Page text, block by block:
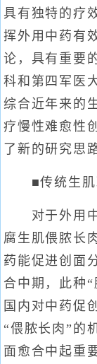
具有独特的疗
挥外用中药有
论，具有重要
科和第四军医
综合近年来的
疗慢性难愈性
了新的研究思
■传统生肌
对于外用中
腐生肌偎脓长
药能促进创面
合中期，此种“
国内对中药促
“偎脓长肉”的
面愈合中起重